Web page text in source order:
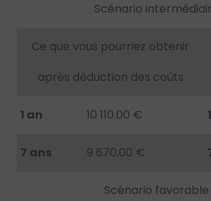
Scénario
Ce que vous pourriez obtenir
après déduction des coûts
1 an 10 110.00 €
7 ans 9 670.00 €
Scénario favorable